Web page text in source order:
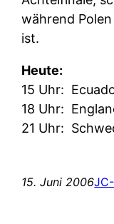
während
ist.
Heute:
15 Uhr:
18 Uhr:
21 Uhr:
15. Juni 2006